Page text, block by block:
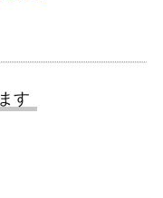
す